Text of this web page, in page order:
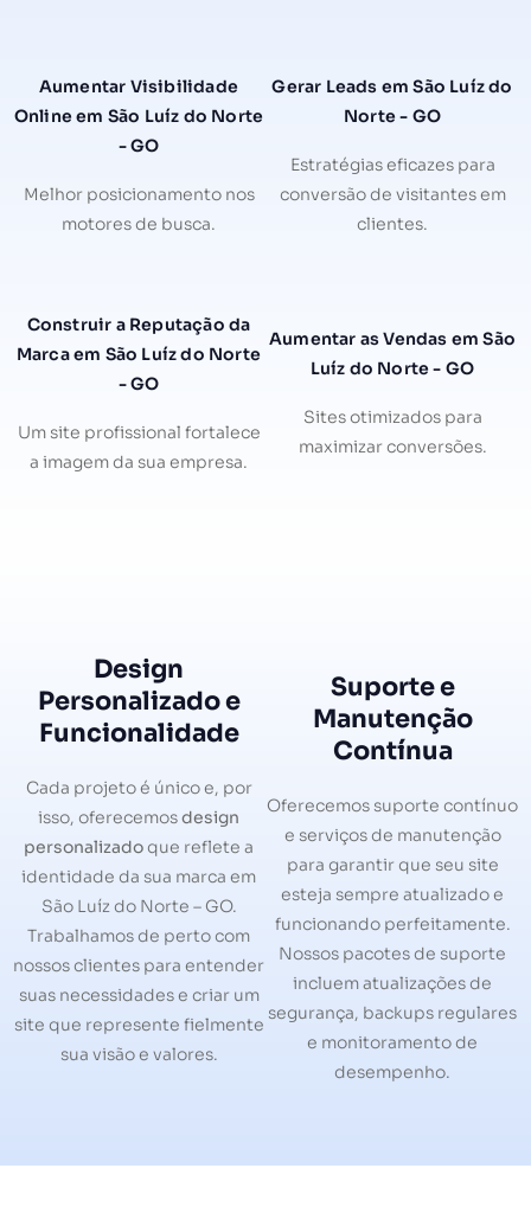
Aumentar Visibilidade
Online em São Luíz do Norte
- GO
Melhor posicionamento nos
motores de busca.
Gerar Leads em São Luíz do
Norte - GO
Estratégias eficazes para
conversão de visitantes em
clientes.
Construir a Reputação da
Marca em São Luíz do Norte
- GO
Um site profissional fortalece
a imagem da sua empresa.
Aumentar as Vendas em São
Luíz do Norte - GO
Sites otimizados para
maximizar conversões.
Design
Personalizado e
Funcionalidade
Cada projeto é único e, por
isso, oferecemosdesign
personalizadoque reflete a
identidade da sua marca em
São Luíz do Norte – GO.
Trabalhamos de perto com
nossos clientes para entender
suas necessidades e criar um
site que represente fielmente
sua visão e valores.
Suporte e
Manutenção
Contínua
Oferecemos suporte contínuo
e serviços de manutenção
para garantir que seu site
esteja sempre atualizado e
funcionando perfeitamente.
Nossos pacotes de suporte
incluem atualizações de
segurança, backups regulares
e monitoramento de
desempenho.